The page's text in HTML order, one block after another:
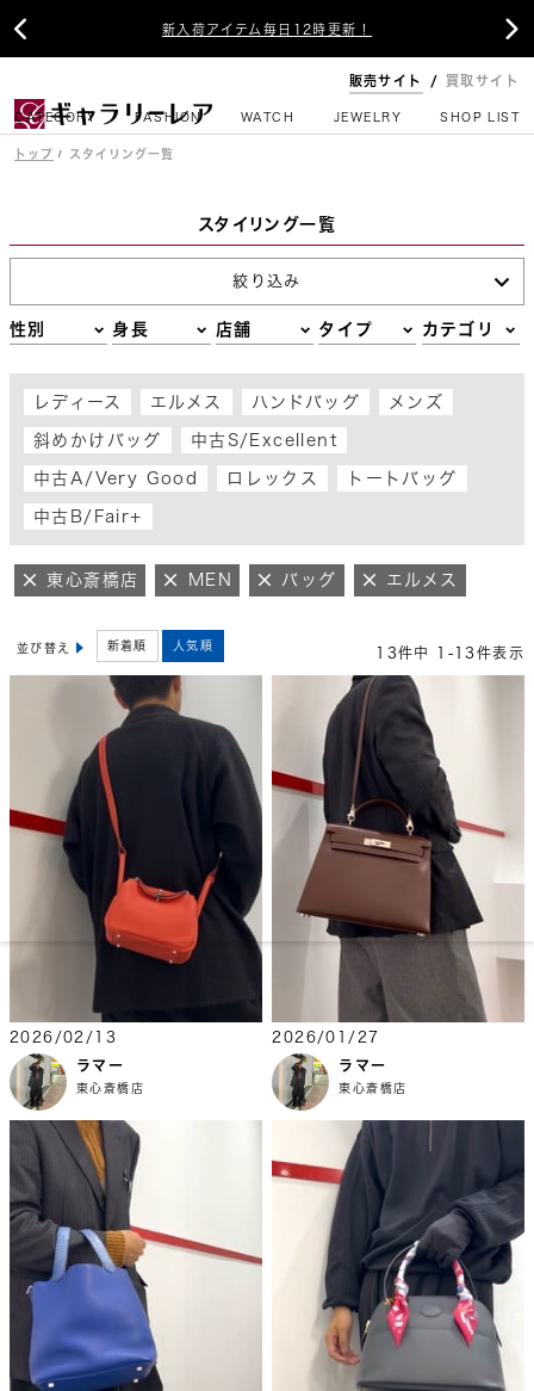
新入荷アイテム毎日12時更新！
 
販売サイト 買取サイト
CATEGORY FASHION WATCH JEWELRY SHOP LIST
トップ スタイリング一覧
スタイリング一覧
絞り込み
性別 身長 店舗 タイプ カテゴリ
レディース エルメス ハンドバッグ メンズ
斜めかけバッグ 中古S/Excellent
中古A/Very Good ロレックス トートバッグ
中古B/Fair+
東心斎橋店 MEN バッグ エルメス
並び替え 新着順 人気順 13件中 1 - 13 件表示
2026/02/13
ラマー
東心斎橋店
2026/01/27
ラマー
東心斎橋店